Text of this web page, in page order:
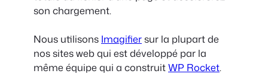
son chargement.
Nous utilisons Imagifiersur la plupart de
nos sites web qui est développé par la
même équipe qui a construitWP Rocket.